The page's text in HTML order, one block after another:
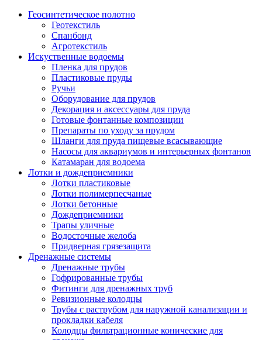
Геосинтетическое полотно
Геотекстиль
Спанбонд
Агротекстиль
Искуственные водоемы
Пленка для прудов
Пластиковые пруды
Ручьи
Оборудование для прудов
Декорация и аксессуары для пруда
Готовые фонтанные композиции
Препараты по уходу за прудом
Шланги для пруда пищевые всасывающие
Насосы для аквариумов и интерьерных фонтанов
Катамаран для водоема
Лотки и дождеприемники
Лотки пластиковые
Лотки полимерпесчаные
Лотки бетонные
Дождеприемники
Трапы уличные
Водосточные желоба
Придверная грязезащита
Дренажные системы
Дренажные трубы
Гофрированные трубы
Фитинги для дренажных труб
Ревизионные колодцы
Трубы с раструбом для наружной канализации и
прокладки кабеля
Колодцы фильтрационные конические для